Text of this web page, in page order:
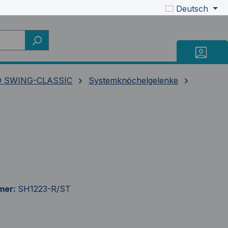
Deutsch
SWING-CLASSIC Systemknöchelgelenke
SH1223-R/ST